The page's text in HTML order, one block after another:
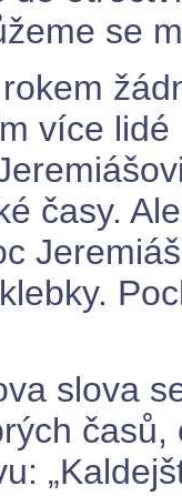
se
více
časy.
slova